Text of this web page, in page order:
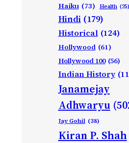
Haiku (73) Health (25)
Hindi (179)
Historical (124)
Hollywood (61)
Hollywood 100 (56)
Indian History
Janamejay
Adhwaryu
Jay Gohil (38)
Kiran P. Shah